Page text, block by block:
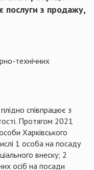
послуги з продажу,
технічних
співпрацює з
Протягом 2021
Харківського
1 особа на посаду
внеску; 2
осіб на посади